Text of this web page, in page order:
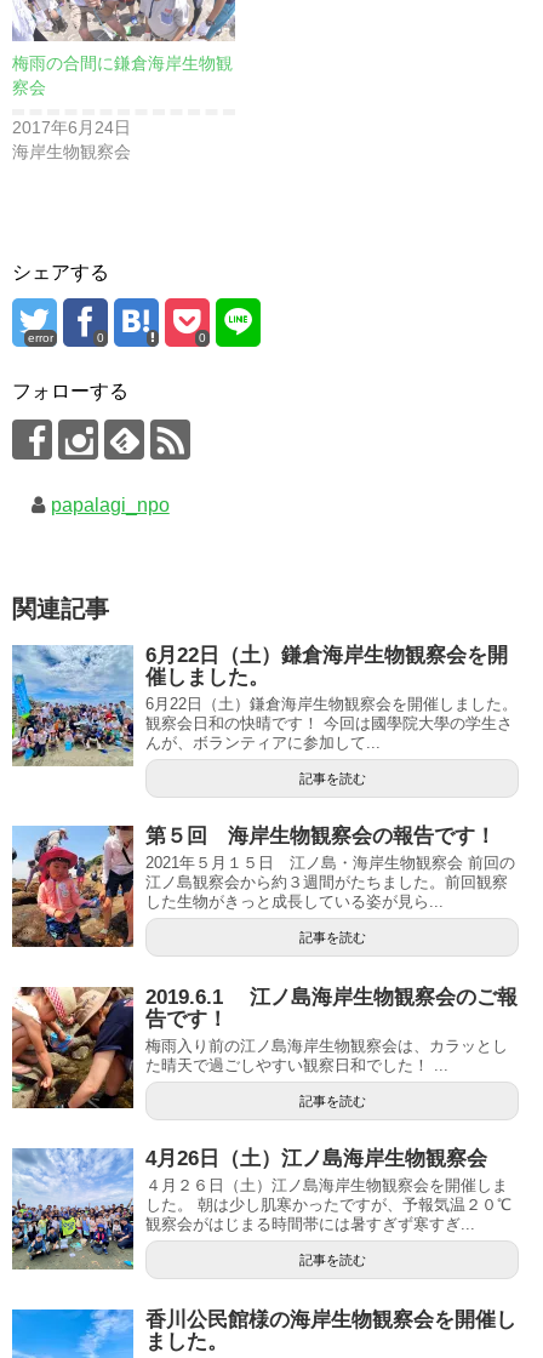
梅雨の合間に鎌倉海岸生物観
察会
2017年6月24日
海岸生物観察会
シェアする
error 0 0
フォローする
papalagi_npo
関連記事
6月22日（土）鎌倉海岸生物観察会を開
催しました。
6月22日（土）鎌倉海岸生物観察会を開催しました。
観察会日和の快晴です！ 今回は國學院大學の学生さ
んが、ボランティアに参加して...
記事を読む
第５回 海岸生物観察会の報告です！
2021年５月１５日 江ノ島・海岸生物観察会 前回の
江ノ島観察会から約３週間がたちました。前回観察
した生物がきっと成長している姿が見ら...
記事を読む
2019.6.1 江ノ島海岸生物観察会のご報
告です！
梅雨入り前の江ノ島海岸生物観察会は、カラッとし
た晴天で過ごしやすい観察日和でした！ ...
記事を読む
4月26日（土）江ノ島海岸生物観察会
４月２６日（土）江ノ島海岸生物観察会を開催しま
した。 朝は少し肌寒かったですが、予報気温２０℃
観察会がはじまる時間帯には暑すぎず寒すぎ...
記事を読む
香川公民館様の海岸生物観察会を開催し
ました。